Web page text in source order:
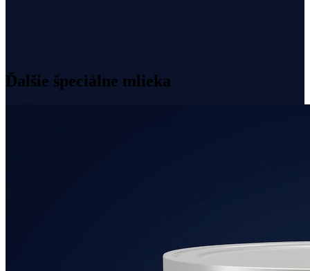
Ďalšie špeciálne mlieka